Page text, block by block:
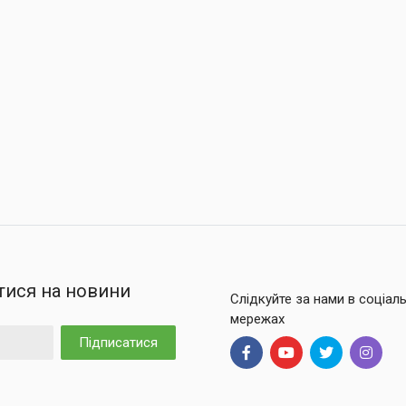
на новини
Підписатися
Слідкуйте за нами в
мережах